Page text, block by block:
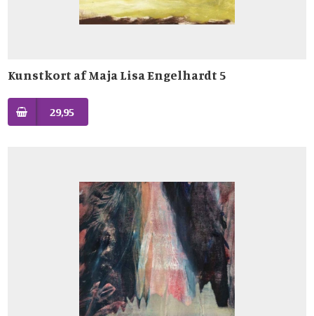
Kunstkort af Maja Lisa Engelhardt 5
29,95